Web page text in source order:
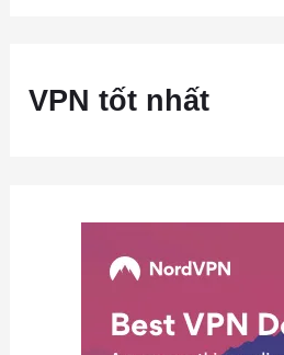
VPN tốt nhất